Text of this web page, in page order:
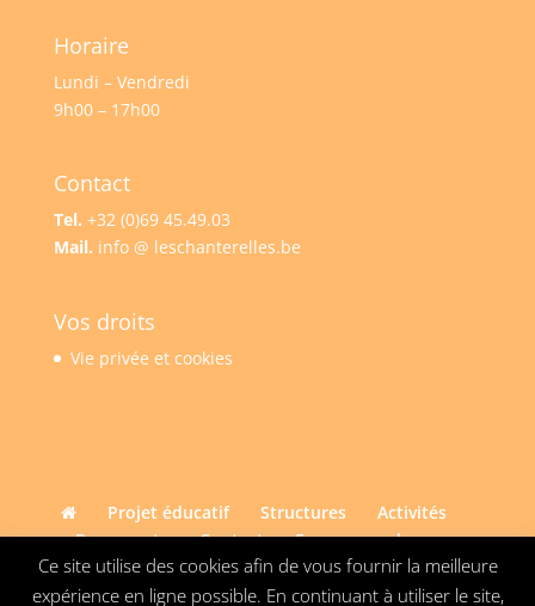
Horaire
Lundi – Vendredi
9h00 – 17h00
Contact
Tel. +32 (0)69 45.49.03
Mail. info @ leschanterelles.be
Vos droits
Vie privée et cookies
Projet éducatif Structures
Activités
Documents
Contact Espace membres
Ce site utilise des cookies afin de vous fournir la meilleure
expérience en ligne possible. En continuant à utiliser le site,